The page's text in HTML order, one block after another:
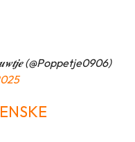
(@Poppetje0906)